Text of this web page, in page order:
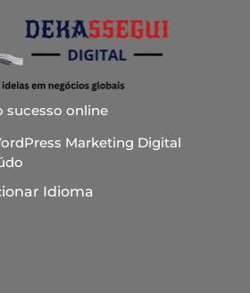
sucesso online
Marketing Digital
Idioma